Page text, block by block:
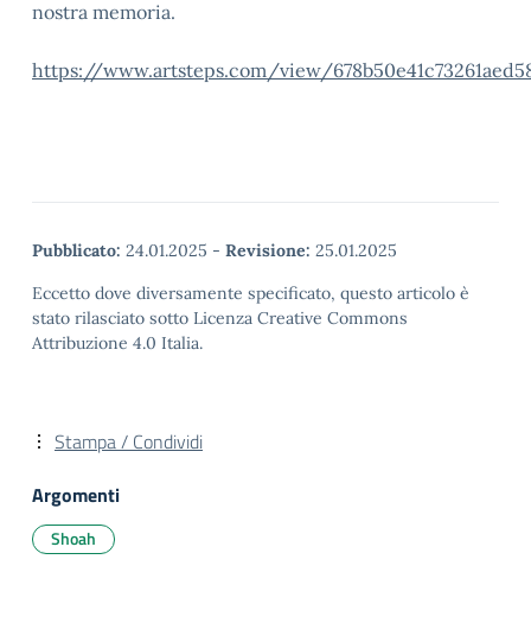
nostra memoria.
https://www.artsteps.com/view/
Pubblicato: 24.01.2025 - Revisione: 25.01.2025
Eccetto dove diversamente specificato, questo articolo è
stato rilasciato sotto Licenza Creative Commons
Attribuzione 4.0 Italia.
Stampa / Condividi
Argomenti
Shoah